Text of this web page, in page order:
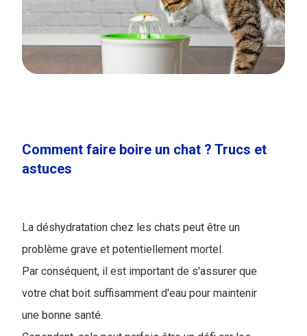
Comment faire boire un chat ? Trucs et
astuces
La déshydratation chez les chats peut être un
problème grave et potentiellement mortel.
Par conséquent, il est important de s'assurer que
votre chat boit suffisamment d'eau pour maintenir
une bonne santé.